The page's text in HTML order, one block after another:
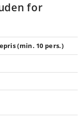
for
(min. 10 pers.)